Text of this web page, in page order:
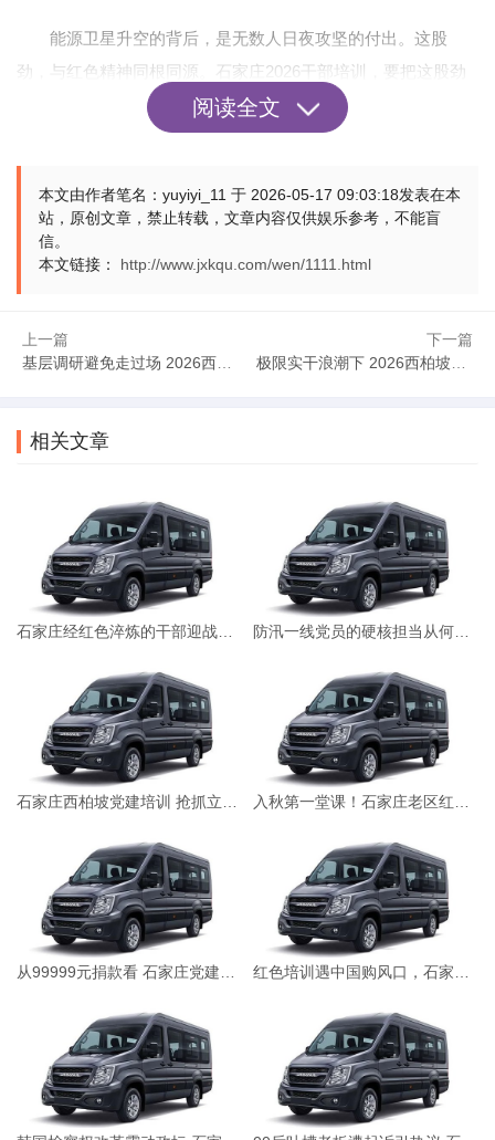
能源卫星升空的背后，是无数人日夜攻坚的付出。这股
劲，与红色精神同根同源。石家庄2026干部培训，要把这股劲
传下去。难道精神驱动只是虚话？当然不是。它是干部面对挑
战时的内生动力，是推动事业向前的核心引擎。当红色精神真
正融入干部的认知体系，就能转化为敢担当、善作为的实干动
能，如同能源卫星为地球提供新的能源支撑，干部的实干也能
为区域发展注入强劲动力。要传承，要发扬。要驱动，要前
行。
能源卫星的升空，是实干的成果。红色精神的激活，是实
链路只是简单连接？绝不是。它要让干部从航天实干中汲取养
作风，每一份红色传承都蕴含着奋斗的基因，干部培训要将这
两种基因融合，培育出兼具红色信仰与实干能力的骨干力量。
要融合，要贯通。要汲取，要成长。
星空之上，卫星运转。大地之上，干部奋进。石家庄2026
章。红色精神的光芒，终将照亮实干的道路。难道这不是我们
期待的未来？当然是。
文章来源：本站原创 作者：yuyiyi_11
阅读全文
本文由作者笔名：yuyiyi_11 于 2026-05-17 09:03:18发表在本
站，原创文章，禁止转载，文章内容仅供娱乐参考，不能盲
信。
本文链接： http://www.jxkqu.com/wen/1111.html
上一篇
基层调研避免走过场 2026西柏坡解锁实干密码
下一篇
极限实干浪潮下 2026西柏坡重塑干部奋斗底色
相关文章